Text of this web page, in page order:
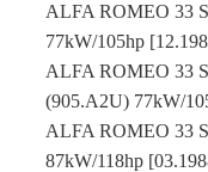
ALFA ROMEO 33
77kW/105hp
ALFA ROMEO 33
(905.A2U) 77kW/
ALFA ROMEO 33
87kW/118hp